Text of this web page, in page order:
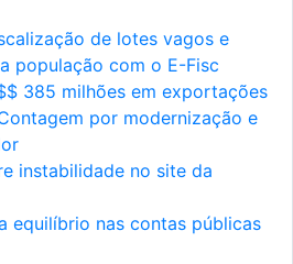
de lotes vagos e
população com o E-Fisc
385 milhões em exportações
por modernização e
instabilidade no site da
equilíbrio nas contas públicas